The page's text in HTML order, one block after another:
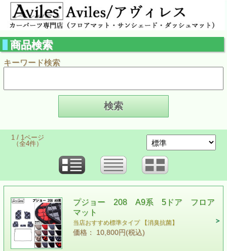
商品検索
キーワード検索
1 / 1ページ
（全4件）
プジョー 208 A9系 5ドア フロア
マット
当店おすすめ標準タイプ 【消臭抗菌】
価格： 10,800円(税込)